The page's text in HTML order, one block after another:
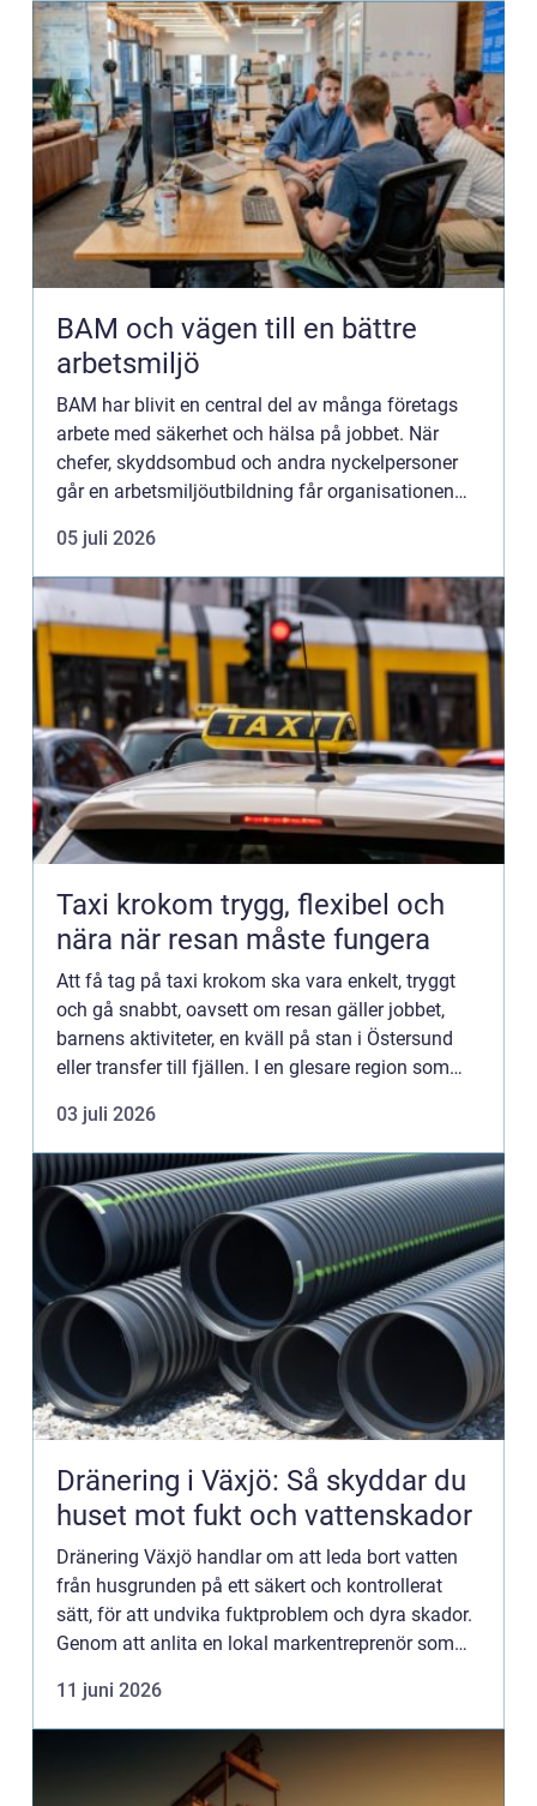
BAM och vägen till en bättre
arbetsmiljö
BAM har blivit en central del av många företags
arbete med säkerhet och hälsa på jobbet. När
chefer, skyddsombud och andra nyckelpersoner
går en arbetsmiljöutbildning får organisationen
05 juli 2026
Taxi krokom trygg, flexibel och
nära när resan måste fungera
Att få tag på taxi krokom ska vara enkelt, tryggt
och gå snabbt, oavsett om resan gäller jobbet,
barnens aktiviteter, en kväll på stan i Östersund
eller transfer till fjällen. I en glesare region som
var...
03 juli 2026
Dränering i Växjö: Så skyddar du
huset mot fukt och vattenskador
Dränering Växjö handlar om att leda bort vatten
från husgrunden på ett säkert och kontrollerat
sätt, för att undvika fuktproblem och dyra skador.
Genom att anlita en lokal markentreprenör som
11 juni 2026